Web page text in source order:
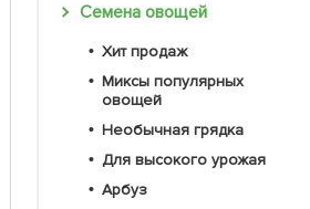
Семена овощей
Хит продаж
Миксы популярных
овощей
Необычная грядка
Для высокого урожая
Арбуз